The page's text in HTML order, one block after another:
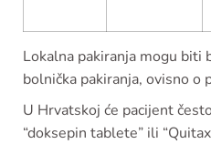
Lokalna pakiranja mogu biti
bolnička pakiranja, ovisno o
U Hrvatskoj će pacijent
“doksepin tablete” ili